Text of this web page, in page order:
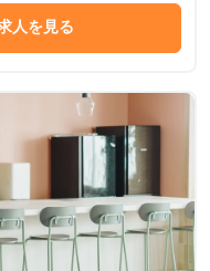
人を見る